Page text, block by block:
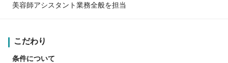
美容師アシスタント業務全般を担当
こだわり
条件について